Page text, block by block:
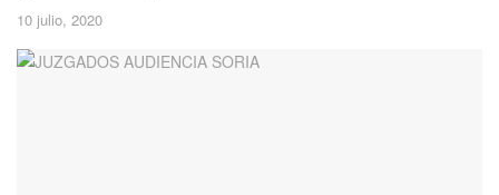
10 julio, 2020